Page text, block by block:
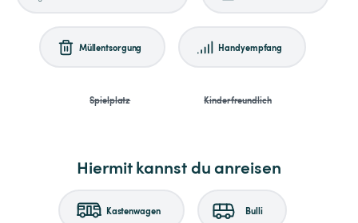
Müllentsorgung Handyempfang
Spielplatz Kinderfreundlich
Hiermit kannst du anreisen
Kastenwagen Bulli